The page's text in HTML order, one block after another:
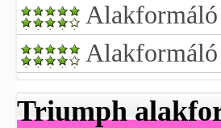
Triumph